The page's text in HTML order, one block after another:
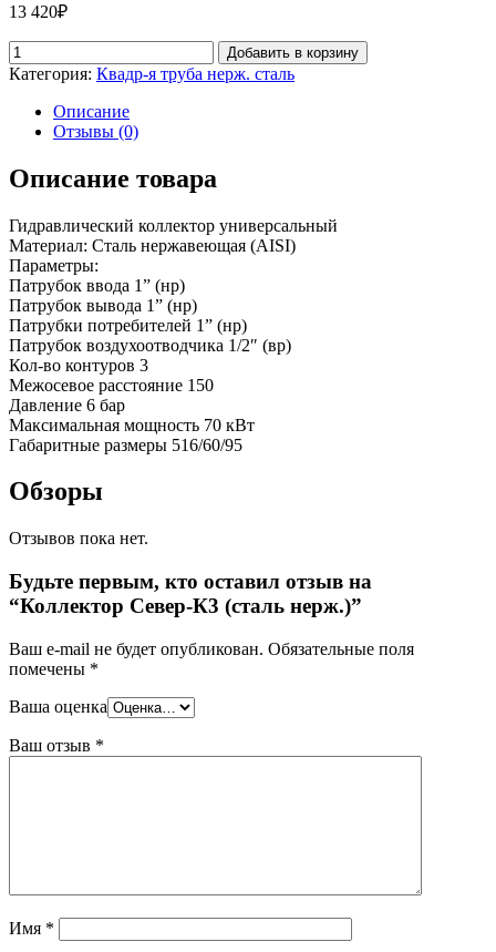
13 420₽
Добавить в корзину
Категория: Квадр-я труба нерж. сталь
Описание
Отзывы (0)
Описание товара
Гидравлический коллектор универсальный
Материал: Сталь нержавеющая (AISI)
Параметры:
Патрубок ввода 1” (нр)
Патрубок вывода 1” (нр)
Патрубки потребителей 1” (нр)
Патрубок воздухоотводчика 1/2″ (вр)
Кол-во контуров 3
Межосевое расстояние 150
Давление 6 бар
Максимальная мощность 70 кВт
Габаритные размеры 516/60/95
Обзоры
Отзывов пока нет.
Будьте первым, кто оставил отзыв на
“Коллектор Север-К3 (сталь нерж.)”
Ваш e-mail не будет опубликован. Обязательные поля
помечены *
Ваша оценка
Ваш отзыв *
Имя *